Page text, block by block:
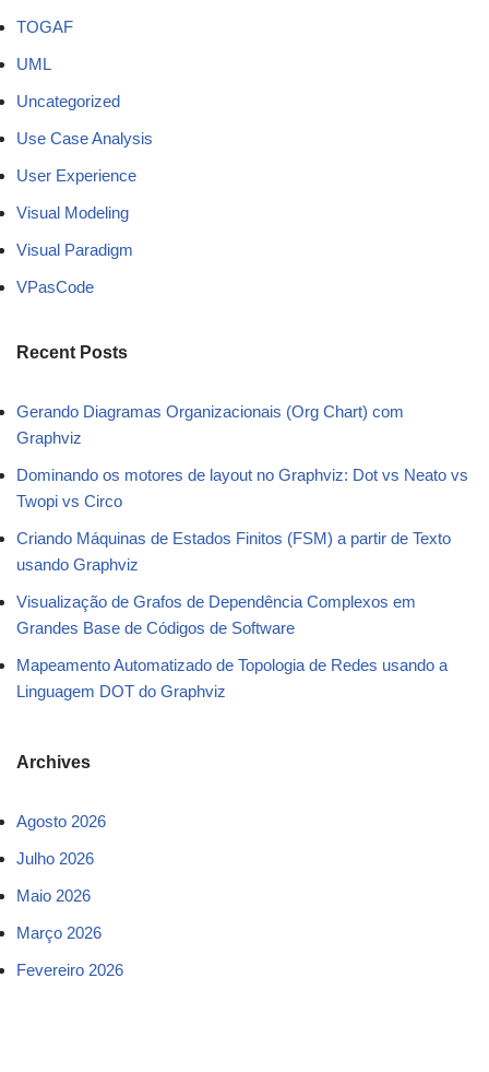
TOGAF
UML
Uncategorized
Use Case Analysis
User Experience
Visual Modeling
Visual Paradigm
VPasCode
Recent Posts
Gerando Diagramas Organizacionais (Org Chart) com
Graphviz
Dominando os motores de layout no Graphviz: Dot vs Neato vs
Twopi vs Circo
Criando Máquinas de Estados Finitos (FSM) a partir de Texto
usando Graphviz
Visualização de Grafos de Dependência Complexos em
Grandes Base de Códigos de Software
Mapeamento Automatizado de Topologia de Redes usando a
Linguagem DOT do Graphviz
Archives
Agosto 2026
Julho 2026
Maio 2026
Março 2026
Fevereiro 2026